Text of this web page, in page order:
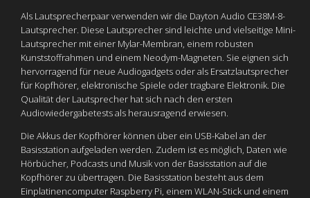
Als Lautsprecherpaar verwenden wir die Dayton Audio CE38M-8-
Lautsprecher. Diese Lautsprecher sind leichte und vielseitige Mini-
Lautsprecher mit einer Mylar-Membran, einem robusten
Kunststoffrahmen und einem Neodym-Magneten. Sie eignen sich
hervorragend für neue Audiogadgets oder als Ersatzlautsprecher
für Kopfhörer, elektronische Spiele oder tragbare Elektronik. Die
Qualität der Lautsprecher hat sich nach den ersten
Audiowiedergabetests als herausragend erwiesen.
Die Akkus der Kopfhörer können über ein USB-Kabel an der
Basisstation aufgeladen werden. Zudem ist es möglich, Daten wie
Hörbücher, Podcasts und Musik von der Basisstation auf die
Kopfhörer zu übertragen. Die Basisstation besteht aus dem
Einplatinencomputer Raspberry Pi, einem WLAN-Stick und einem